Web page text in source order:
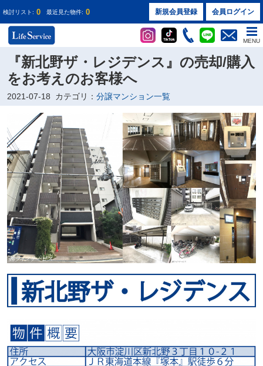
検討リスト: 0 最近見た物件: 0 新規会員登録 会員ログイン
MENU
『新北野ザ・レジデンス』の売却/購入
をお考えのお客様へ
2021-07-18 カテゴリ： 分譲マンション一覧